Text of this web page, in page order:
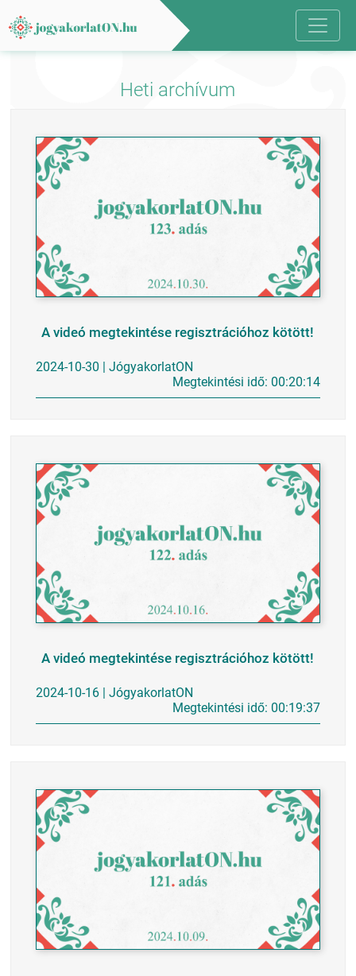
Heti archívum
A videó megtekintése regisztrációhoz kötött!
2024-10-30 | JógyakorlatON
Megtekintési idő: 00:20:14
A videó megtekintése regisztrációhoz kötött!
2024-10-16 | JógyakorlatON
Megtekintési idő: 00:19:37